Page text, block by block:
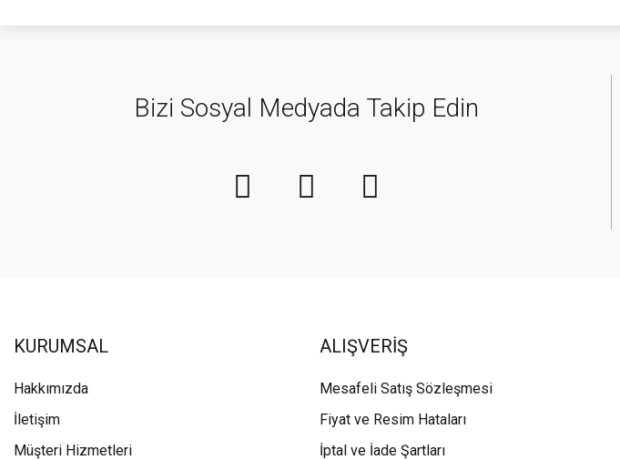
Bizi Sosyal Medyada Takip Edin
KURUMSAL
Hakkımızda
İletişim
Müşteri Hizmetleri
ALIŞVERİŞ
Mesafeli Satış Sözleşmesi
Fiyat ve Resim Hataları
İptal ve İade Şartları